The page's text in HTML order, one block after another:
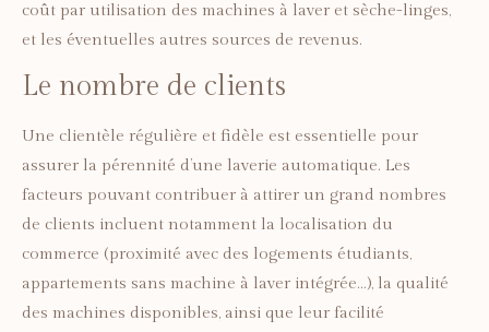
coût par utilisation des machines à laver et sèche-linges,
et les éventuelles autres sources de revenus.
Le nombre de clients
Une clientèle régulière et fidèle est essentielle pour
assurer la pérennité d’une laverie automatique. Les
facteurs pouvant contribuer à attirer un grand nombres
de clients incluent notamment la localisation du
commerce (proximité avec des logements étudiants,
appartements sans machine à laver intégrée…), la qualité
des machines disponibles, ainsi que leur facilité